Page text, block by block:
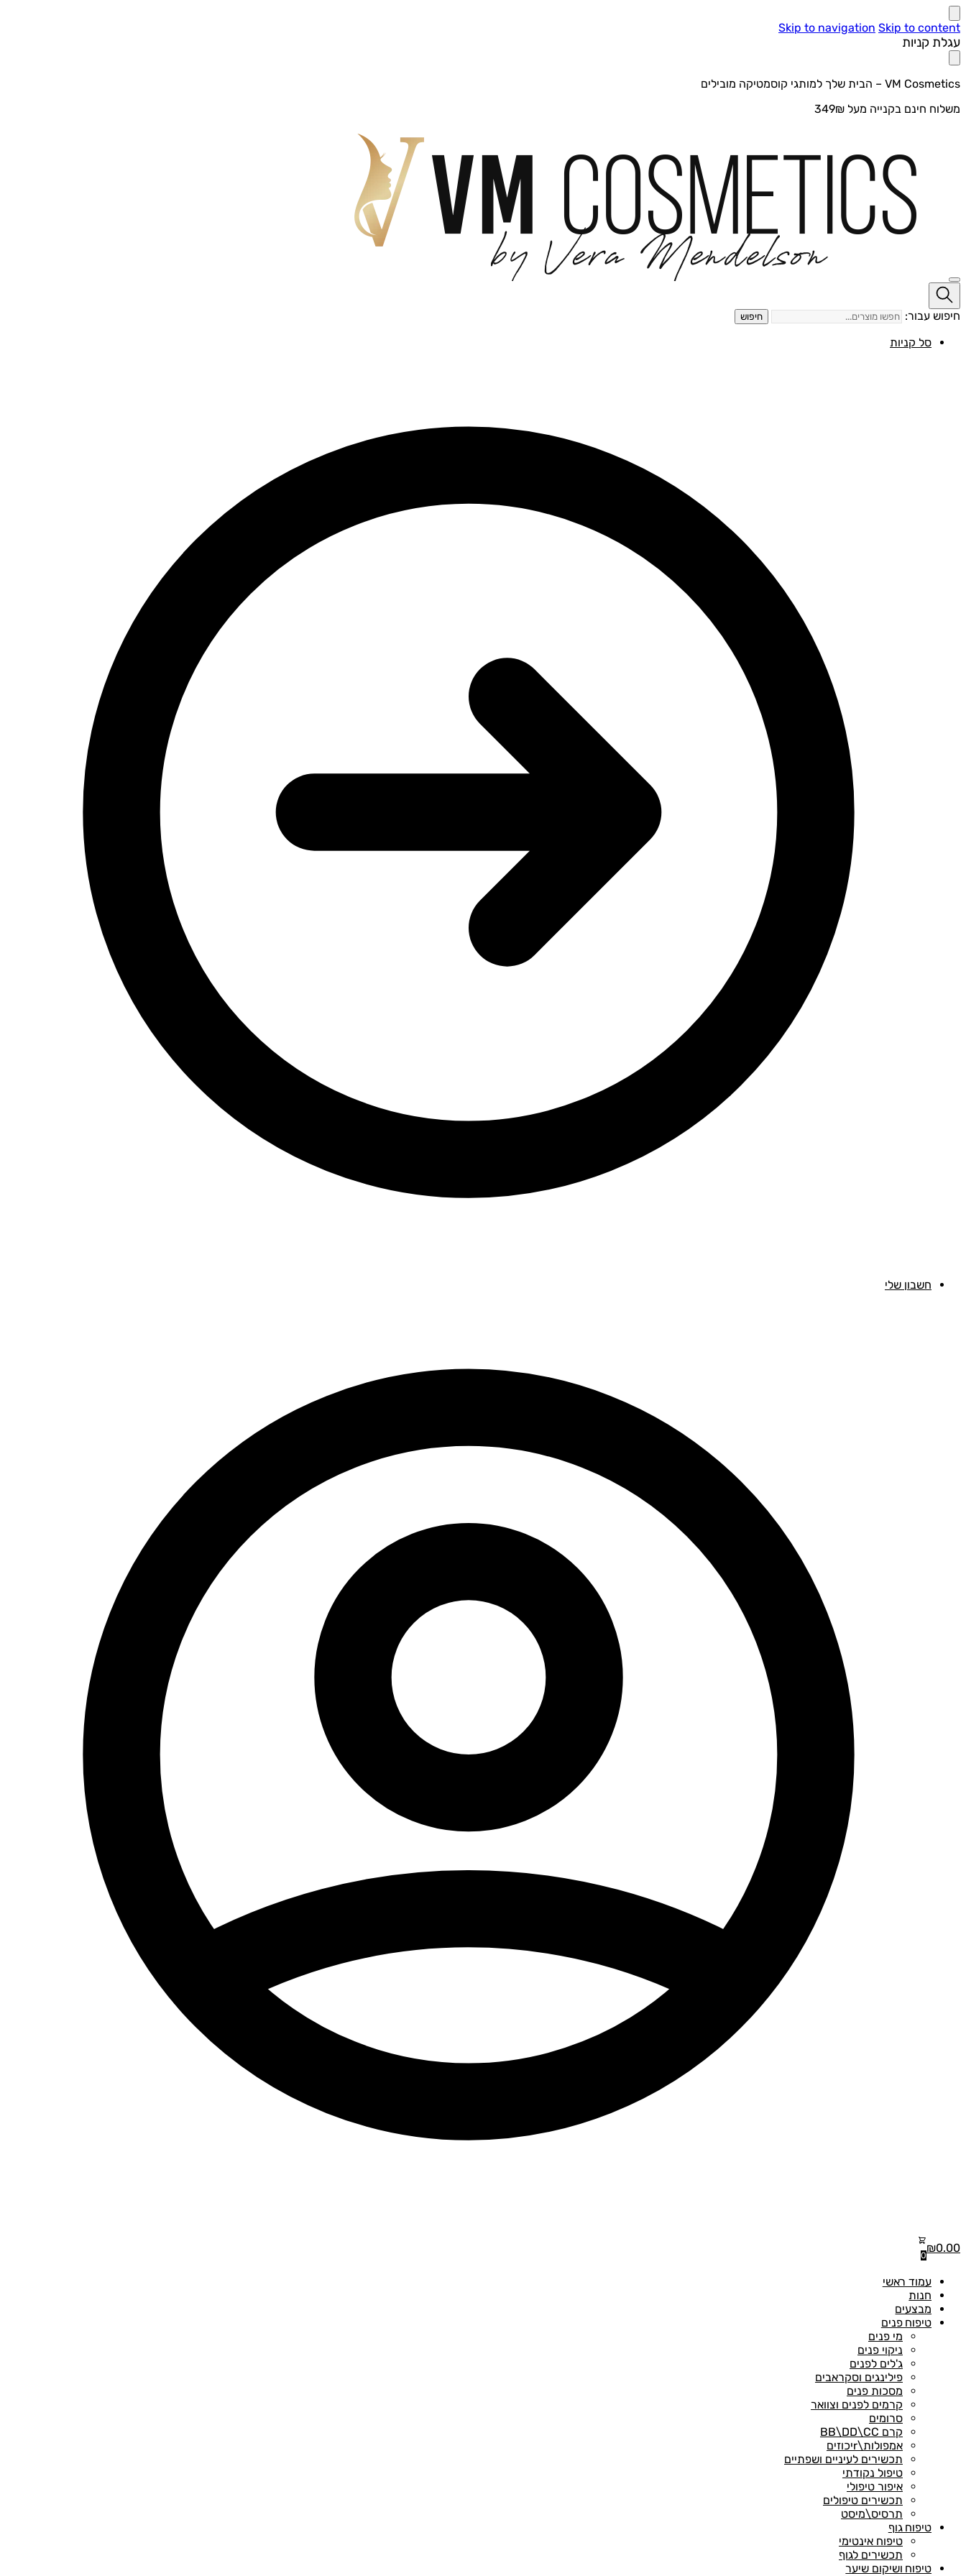
Skip to navigation Skip to content
עגלת קניות
VM Cosmetics – הבית שלך למותגי קוסמטיקה מובילים
משלוח חינם בקנייה מעל 349₪
חיפוש עבור: חיפוש
סל קניות
חשבון שלי
₪0.00
0
עמוד ראשי
חנות
מבצעים
טיפוח פנים
מי פנים
ניקוי פנים
ג'לים לפנים
פילינגים וסקראבים
מסכות פנים
קרמים לפנים וצוואר
סרומים
קרם BB\DD\CC
אמפולות\rיכוזים
תכשירים לעיניים ושפתיים
טיפול נקודתי
איפור טיפולי
תכשירים טיפולים
תרסיס\מיסט
טיפוח גוף
טיפוח אינטימי
תכשירים לגוף
טיפוח ושיקום שיער